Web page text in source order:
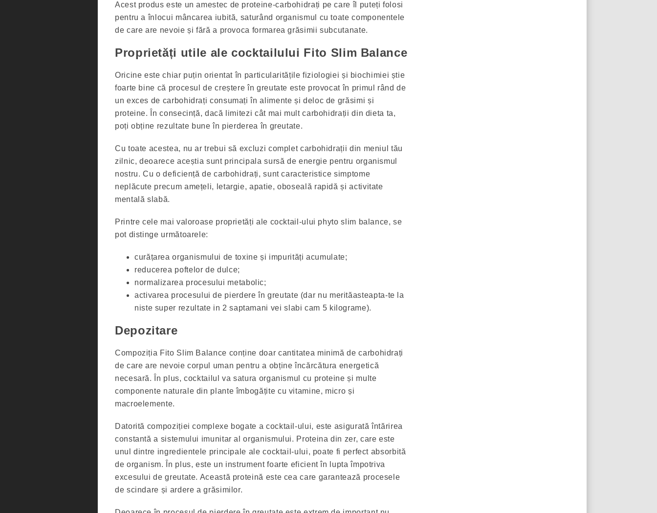
Acest produs este un amestec de proteine-carbohidrați pe care îl puteți folosi
pentru a înlocui mâncarea iubită, saturând organismul cu toate componentele
de care are nevoie și fără a provoca formarea grăsimii subcutanate.
Proprietăți utile ale cocktailului Fito Slim Balance
Oricine este chiar puțin orientat în particularitățile fiziologiei și biochimiei știe
foarte bine că procesul de creștere în greutate este provocat în primul rând de
un exces de carbohidrați consumați în alimente și deloc de grăsimi și
proteine. În consecință, dacă limitezi cât mai mult carbohidrații din dieta ta,
poți obține rezultate bune în pierderea în greutate.
Cu toate acestea, nu ar trebui să excluzi complet carbohidrații din meniul tău
zilnic, deoarece aceștia sunt principala sursă de energie pentru organismul
nostru. Cu o deficiență de carbohidrați, sunt caracteristice simptome
neplăcute precum amețeli, letargie, apatie, oboseală rapidă și activitate
mentală slabă.
Printre cele mai valoroase proprietăți ale cocktail-ului phyto slim balance, se
pot distinge următoarele:
curățarea organismului de toxine și impurități acumulate;
reducerea poftelor de dulce;
normalizarea procesului metabolic;
activarea procesului de pierdere în greutate (dar nu merităasteapta-te la
niste super rezultate in 2 saptamani vei slabi cam 5 kilograme).
Depozitare
Compoziția Fito Slim Balance conține doar cantitatea minimă de carbohidrați
de care are nevoie corpul uman pentru a obține încărcătura energetică
necesară. În plus, cocktailul va satura organismul cu proteine ​​și multe
componente naturale din plante îmbogățite cu vitamine, micro și
macroelemente.
Datorită compoziției complexe bogate a cocktail-ului, este asigurată întărirea
constantă a sistemului imunitar al organismului. Proteina din zer, care este
unul dintre ingredientele principale ale cocktail-ului, poate fi perfect absorbită
de organism. În plus, este un instrument foarte eficient în lupta împotriva
excesului de greutate. Această proteină este cea care garantează procesele
de scindare și ardere a grăsimilor.